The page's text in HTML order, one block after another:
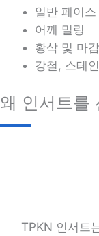
일반 페이스
어깨 밀링
황삭 및 마
강철, 스테
왜 인서트를
TPKN 인서트